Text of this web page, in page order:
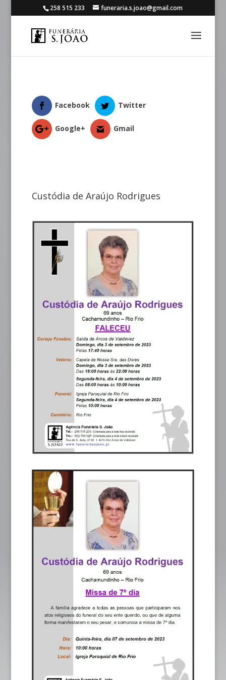
258 515 233 funeraria.s.joao@gmail.com
Facebook Twitter
Google+ Gmail
Custódia de Araújo Rodrigues